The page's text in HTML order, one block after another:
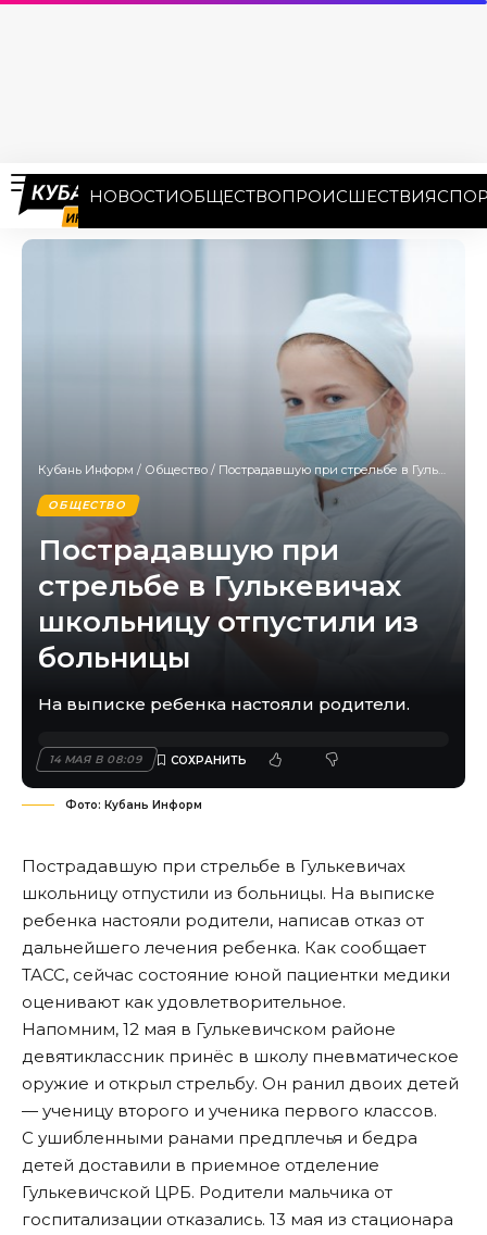
НОВОСТИОБЩЕСТВОПРОИСШЕСТВИЯ
Кубань Информ / Общество / Пострадавшую при стрельбе в Гулькевичах школьницу отпустили из больницы
ОБЩЕСТВО
Пострадавшую при
стрельбе в Гулькевичах
школьницу отпустили из
больницы
На выписке ребенка настояли родители.
14 МАЯ В 08:09
Фото: Кубань Информ
Пострадавшую при стрельбе в Гулькевичах
школьницу отпустили из больницы. На выписке
ребенка настояли родители, написав отказ от
дальнейшего лечения ребенка. Как сообщает
ТАСС, сейчас состояние юной пациентки медики
оценивают как удовлетворительное.
Напомним, 12 мая в Гулькевичском районе
девятиклассник принёс в школу пневматическое
оружие и открыл стрельбу. Он ранил двоих детей
— ученицу второго и ученика первого классов.
С ушибленными ранами предплечья и бедра
детей доставили в приемное отделение
Гулькевичской ЦРБ. Родители мальчика от
госпитализации отказались. 13 мая из стационара